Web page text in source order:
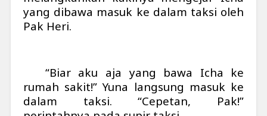
yang dibawa masuk ke dalam taksi oleh
Pak Heri.
“Biar aku aja yang bawa Icha ke
rumah sakit!” Yuna langsung masuk ke
dalam taksi. “Cepetan, Pak!”